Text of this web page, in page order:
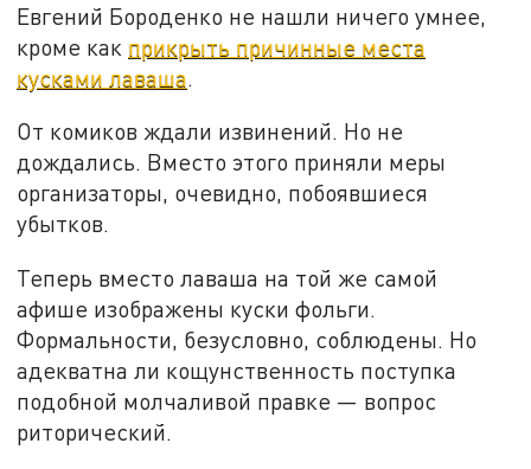
Евгений Бороденко не нашли ничего умнее,
кроме как прикрыть причинные места
кусками лаваша.
От комиков ждали извинений. Но не
дождались. Вместо этого приняли меры
организаторы, очевидно, побоявшиеся
убытков.
Теперь вместо лаваша на той же самой
афише изображены куски фольги.
Формальности, безусловно, соблюдены. Но
адекватна ли кощунственность поступка
подобной молчаливой правке — вопрос
риторический.